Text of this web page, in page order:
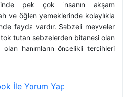
pek çok insanın akşam
ve öğlen yemeklerinde kolaylıkla
fayda vardır. Sebzeli meyveler
tutan sebzelerden bitanesi olan
hanımların öncelikli tercihleri
İle Yorum Yap